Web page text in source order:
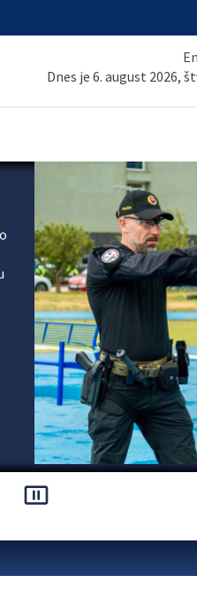
Dnes je 6. august 2026,
pause_presentation